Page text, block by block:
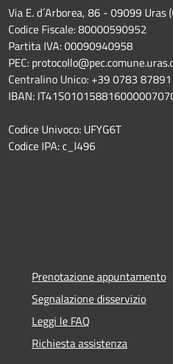
Via E. d´Arborea, 86 - 09099 Uras
Codice Fiscale: 80000590952
Partita IVA: 00090940958
PEC:
Centralino Unico: +39 0783 87891
IBAN:
Codice Univoco: UFYG6T
Codice IPA: c_l496
Prenotazione appuntamento
Segnalazione disservizio
Leggi le FAQ
Richiesta assistenza